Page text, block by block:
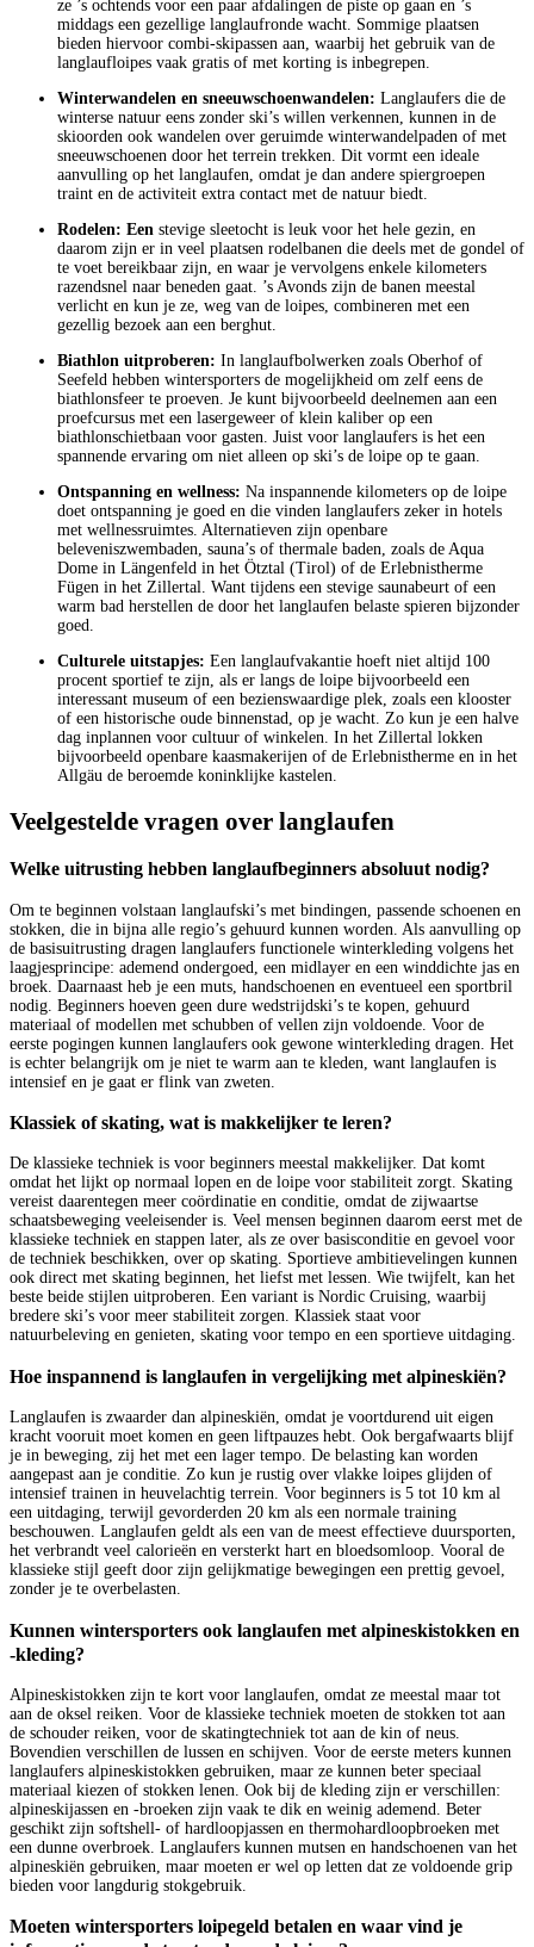
ze ’s ochtends voor een paar afdalingen de piste op gaan en ’s
middags een gezellige langlaufronde wacht. Sommige plaatsen
bieden hiervoor combi-skipassen aan, waarbij het gebruik van de
langlaufloipes vaak gratis of met korting is inbegrepen.
Winterwandelen en sneeuwschoenwandelen: Langlaufers die de
winterse natuur eens zonder ski’s willen verkennen, kunnen in de
skioorden ook wandelen over geruimde winterwandelpaden of met
sneeuwschoenen door het terrein trekken. Dit vormt een ideale
aanvulling op het langlaufen, omdat je dan andere spiergroepen
traint en de activiteit extra contact met de natuur biedt.
Rodelen: Een stevige sleetocht is leuk voor het hele gezin, en
daarom zijn er in veel plaatsen rodelbanen die deels met de gondel of
te voet bereikbaar zijn, en waar je vervolgens enkele kilometers
razendsnel naar beneden gaat. ’s Avonds zijn de banen meestal
verlicht en kun je ze, weg van de loipes, combineren met een
gezellig bezoek aan een berghut.
Biathlon uitproberen: In langlaufbolwerken zoals Oberhof of
Seefeld hebben wintersporters de mogelijkheid om zelf eens de
biathlonsfeer te proeven. Je kunt bijvoorbeeld deelnemen aan een
proefcursus met een lasergeweer of klein kaliber op een
biathlonschietbaan voor gasten. Juist voor langlaufers is het een
spannende ervaring om niet alleen op ski’s de loipe op te gaan.
Ontspanning en wellness: Na inspannende kilometers op de loipe
doet ontspanning je goed en die vinden langlaufers zeker in hotels
met wellnessruimtes. Alternatieven zijn openbare
beleveniszwembaden, sauna’s of thermale baden, zoals de Aqua
Dome in Längenfeld in het Ötztal (Tirol) of de Erlebnistherme
Fügen in het Zillertal. Want tijdens een stevige saunabeurt of een
warm bad herstellen de door het langlaufen belaste spieren bijzonder
goed.
Culturele uitstapjes: Een langlaufvakantie hoeft niet altijd 100
procent sportief te zijn, als er langs de loipe bijvoorbeeld een
interessant museum of een bezienswaardige plek, zoals een klooster
of een historische oude binnenstad, op je wacht. Zo kun je een halve
dag inplannen voor cultuur of winkelen. In het Zillertal lokken
bijvoorbeeld openbare kaasmakerijen of de Erlebnistherme en in het
Allgäu de beroemde koninklijke kastelen.
Veelgestelde vragen over langlaufen
Welke uitrusting hebben langlaufbeginners absoluut nodig?
Om te beginnen volstaan langlaufski’s met bindingen, passende schoenen en
stokken, die in bijna alle regio’s gehuurd kunnen worden. Als aanvulling op
de basisuitrusting dragen langlaufers functionele winterkleding volgens het
laagjesprincipe: ademend ondergoed, een midlayer en een winddichte jas en
broek. Daarnaast heb je een muts, handschoenen en eventueel een sportbril
nodig. Beginners hoeven geen dure wedstrijdski’s te kopen, gehuurd
materiaal of modellen met schubben of vellen zijn voldoende. Voor de
eerste pogingen kunnen langlaufers ook gewone winterkleding dragen. Het
is echter belangrijk om je niet te warm aan te kleden, want langlaufen is
intensief en je gaat er flink van zweten.
Klassiek of skating, wat is makkelijker te leren?
De klassieke techniek is voor beginners meestal makkelijker. Dat komt
omdat het lijkt op normaal lopen en de loipe voor stabiliteit zorgt. Skating
vereist daarentegen meer coördinatie en conditie, omdat de zijwaartse
schaatsbeweging veeleisender is. Veel mensen beginnen daarom eerst met de
klassieke techniek en stappen later, als ze over basisconditie en gevoel voor
de techniek beschikken, over op skating. Sportieve ambitievelingen kunnen
ook direct met skating beginnen, het liefst met lessen. Wie twijfelt, kan het
beste beide stijlen uitproberen. Een variant is Nordic Cruising, waarbij
bredere ski’s voor meer stabiliteit zorgen. Klassiek staat voor
natuurbeleving en genieten, skating voor tempo en een sportieve uitdaging.
Hoe inspannend is langlaufen in vergelijking met alpineskiën?
Langlaufen is zwaarder dan alpineskiën, omdat je voortdurend uit eigen
kracht vooruit moet komen en geen liftpauzes hebt. Ook bergafwaarts blijf
je in beweging, zij het met een lager tempo. De belasting kan worden
aangepast aan je conditie. Zo kun je rustig over vlakke loipes glijden of
intensief trainen in heuvelachtig terrein. Voor beginners is 5 tot 10 km al
een uitdaging, terwijl gevorderden 20 km als een normale training
beschouwen. Langlaufen geldt als een van de meest effectieve duursporten,
het verbrandt veel calorieën en versterkt hart en bloedsomloop. Vooral de
klassieke stijl geeft door zijn gelijkmatige bewegingen een prettig gevoel,
zonder je te overbelasten.
Kunnen wintersporters ook langlaufen met alpineskistokken en
-kleding?
Alpineskistokken zijn te kort voor langlaufen, omdat ze meestal maar tot
aan de oksel reiken. Voor de klassieke techniek moeten de stokken tot aan
de schouder reiken, voor de skatingtechniek tot aan de kin of neus.
Bovendien verschillen de lussen en schijven. Voor de eerste meters kunnen
langlaufers alpineskistokken gebruiken, maar ze kunnen beter speciaal
materiaal kiezen of stokken lenen. Ook bij de kleding zijn er verschillen:
alpineskijassen en -broeken zijn vaak te dik en weinig ademend. Beter
geschikt zijn softshell- of hardloopjassen en thermohardloopbroeken met
een dunne overbroek. Langlaufers kunnen mutsen en handschoenen van het
alpineskiën gebruiken, maar moeten er wel op letten dat ze voldoende grip
bieden voor langdurig stokgebruik.
Moeten wintersporters loipegeld betalen en waar vind je